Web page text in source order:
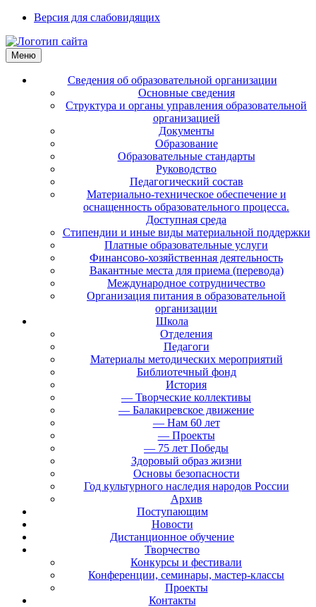
Версия для слабовидящих
Меню
Сведения об образовательной организации
Основные сведения
Структура и органы управления образовательной
организацией
Документы
Образование
Образовательные стандарты
Руководство
Педагогический состав
Материально-техническое обеспечение и
оснащенность образовательного процесса.
Доступная среда
Стипендии и иные виды материальной поддержки
Платные образовательные услуги
Финансово-хозяйственная деятельность
Вакантные места для приема (перевода)
Международное сотрудничество
Организация питания в образовательной
организации
Школа
Отделения
Педагоги
Материалы методических мероприятий
Библиотечный фонд
История
— Творческие коллективы
— Балакиревское движение
— Нам 60 лет
— Проекты
— 75 лет Победы
Здоровый образ жизни
Основы безопасности
Год культурного наследия народов России
Архив
Поступающим
Новости
Дистанционное обучение
Творчество
Конкурсы и фестивали
Конференции, семинары, мастер-классы
Проекты
Контакты